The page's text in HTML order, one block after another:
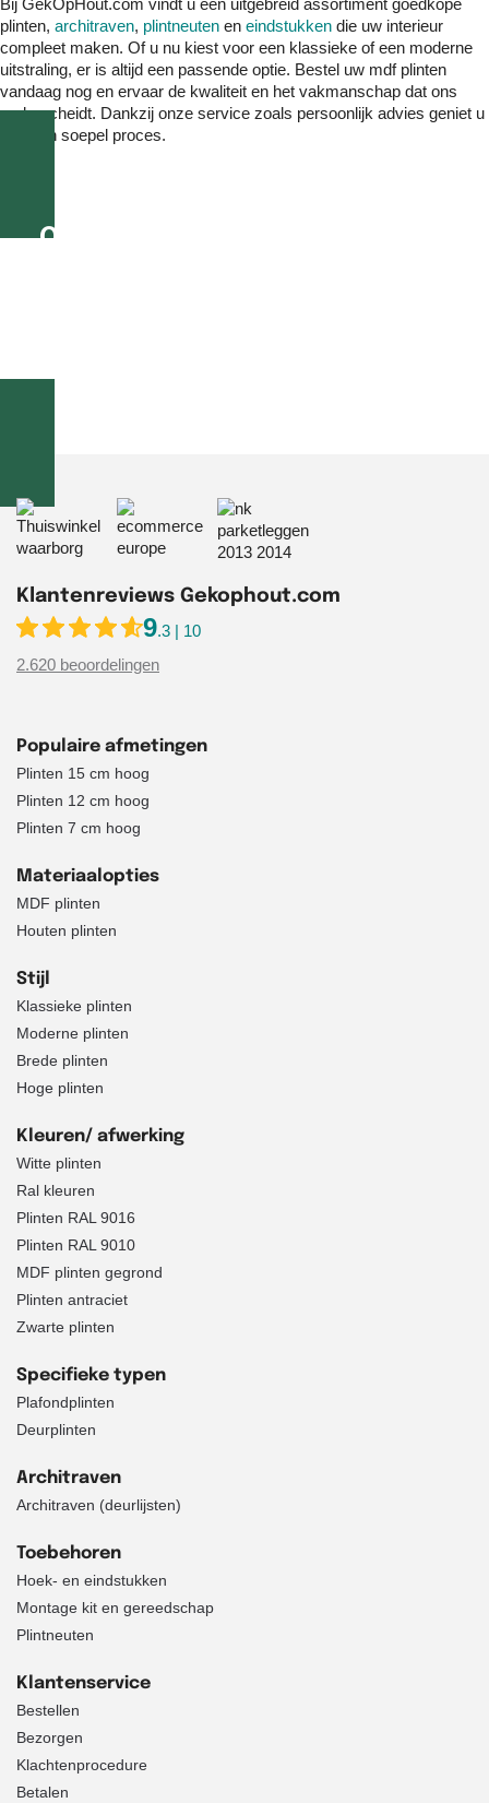
Bij GekOpHout.com vindt u een uitgebreid assortiment goedkope
plinten, architraven, plintneuten en eindstukken die uw interieur
compleet maken. Of u nu kiest voor een klassieke of een moderne
uitstraling, er is altijd een passende optie. Bestel uw mdf plinten
vandaag nog en ervaar de kwaliteit en het vakmanschap dat ons
onderscheidt. Dankzij onze service zoals persoonlijk advies geniet u
van een soepel proces.
Op werkdagen voor 16.00 uur
Klantenreviews Gekophout.com
9.3 | 10
2.620 beoordelingen
Populaire afmetingen
Plinten 15 cm hoog
Plinten 12 cm hoog
Plinten 7 cm hoog
Materiaalopties
MDF plinten
Houten plinten
Stijl
Klassieke plinten
Moderne plinten
Brede plinten
Hoge plinten
Kleuren/ afwerking
Witte plinten
Ral kleuren
Plinten RAL 9016
Plinten RAL 9010
MDF plinten gegrond
Plinten antraciet
Zwarte plinten
Specifieke typen
Plafondplinten
Deurplinten
Architraven
Architraven (deurlijsten)
Toebehoren
Hoek- en eindstukken
Montage kit en gereedschap
Plintneuten
Klantenservice
Bestellen
Bezorgen
Klachtenprocedure
Betalen